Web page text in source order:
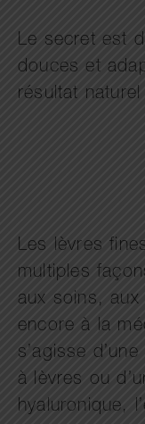
Le secret est
douces et
résultat
Les lèvres
multiples
aux soins, aux
encore à la
s’agisse
à lèvres ou
hyaluronique,